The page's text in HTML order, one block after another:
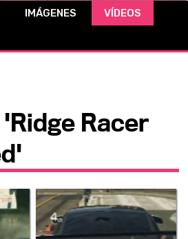
CÓMICS
IMÁGENES
VÍDEOS
Racer